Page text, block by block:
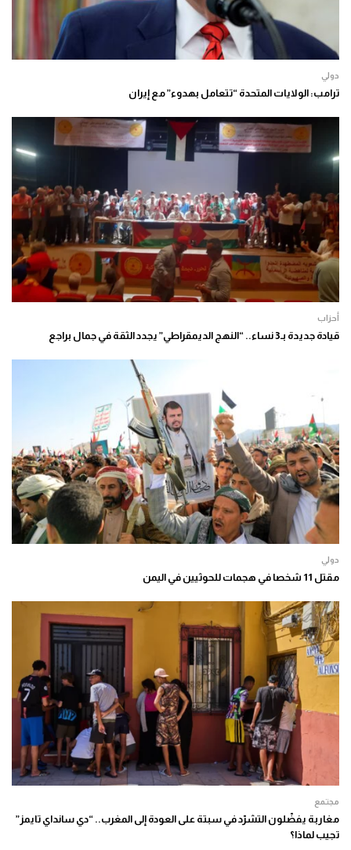
دولي
ترامب: الولايات المتحدة “تتعامل بهدوء” مع إيران
أحزاب
قيادة جديدة بـ3 نساء.. “النهج الديمقراطي” يجدد الثقة في جمال براجع
دولي
مقتل 11 شخصا في هجمات للحوثيين في اليمن
مجتمع
مغاربة يفضّلون التشرّد في سبتة على العودة إلى المغرب.. “دي سانداي تايمز”
تجيب لماذا؟